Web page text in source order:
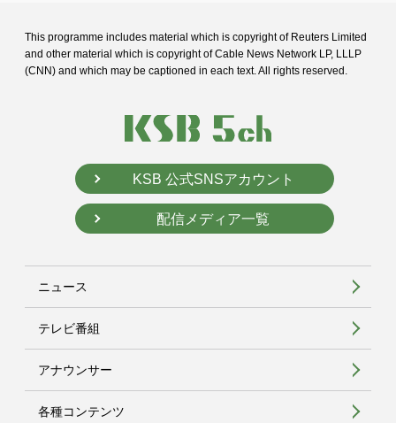
This programme includes material which is copyright of Reuters Limited
and other material which is copyright of Cable News Network LP, LLLP
(CNN) and which may be captioned in each text. All rights reserved.
KSB 公式SNSアカウント
配信メディア一覧
ニュース
テレビ番組
アナウンサー
各種コンテンツ